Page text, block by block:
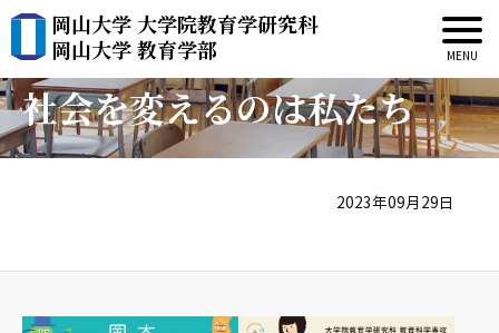
岡山大学 大学院教育学研究科
岡山大学 教育学部
ESDテキストブック・・・
社会を変えるのは私たち
2023年09月29日